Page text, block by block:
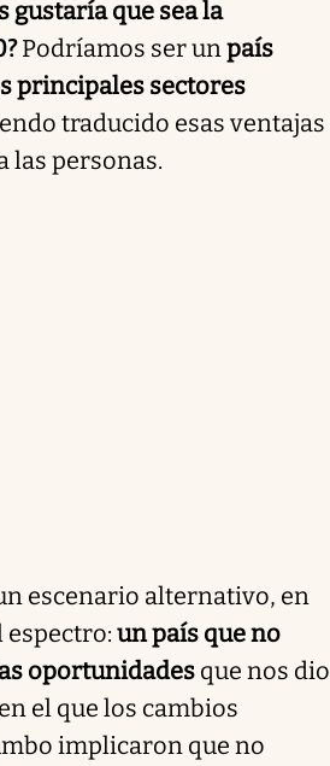
gustaría que sea la
Podríamos ser unpaís
principales sectores
traducido esas ventajas
las personas.
escenario alternativo, en
espectro: un país queno
oportunidades que nos dio
el que los cambios
implicaron que no